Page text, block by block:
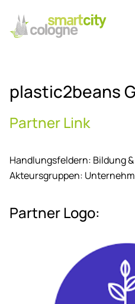
plastic2be­ans
Part­ner Link
Handlungsfeldern: Bildung
Akteursgruppen:
Part­ner Logo: